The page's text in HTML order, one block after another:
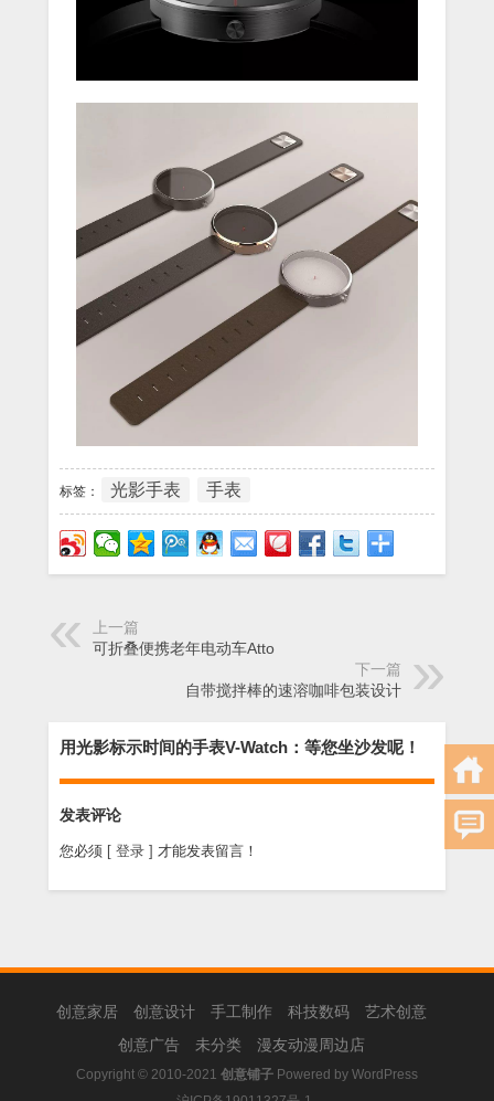
标签： 光影手表 手表
上一篇
可折叠便携老年电动车Atto
下一篇
自带搅拌棒的速溶咖啡包装设计
用光影标示时间的手表V-Watch：等您坐沙发呢！
发表评论
您必须 [ 登录 ] 才能发表留言！
创意家居 创意设计 手工制作 科技数码
艺术创意
创意广告
未分类 漫友动漫周边店
Copyright © 2010-2021 创意铺子 Powered by WordPress